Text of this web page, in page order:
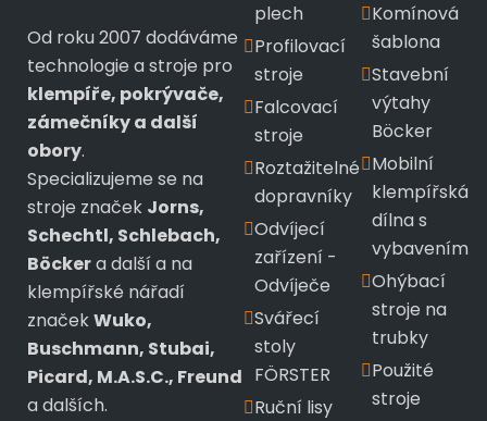
Od roku 2007 dodáváme
technologie a stroje pro
klempíře, pokrývače,
zámečníky a další
obory.
Specializujeme se na
stroje značek Jorns,
Schechtl, Schlebach,
Böckera další a na
klempířské nářadí
značekWuko,
Buschmann, Stubai,
Picard, M.A.S.C., Freund
a dalších.
plech
Profilovací
stroje
Falcovací
stroje
Roztažitelné
dopravníky
Odvíjecí
zařízení -
Odvíječe
Svářecí
stoly
FÖRSTER
Ruční lisy
Komínová
šablona
Stavební
výtahy
Böcker
Mobilní
klempířská
dílna s
vybavením
Ohýbací
stroje na
trubky
Použité
stroje